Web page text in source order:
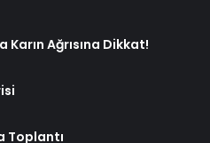
Ağrısına Dikkat!
Toplantı